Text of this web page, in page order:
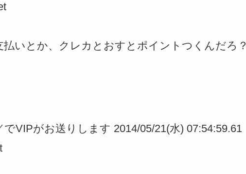
払いとか、クレカとおすとポイントつくんだろ？
でVIPがお送りします 2014/05/21(水) 07:54:59.61